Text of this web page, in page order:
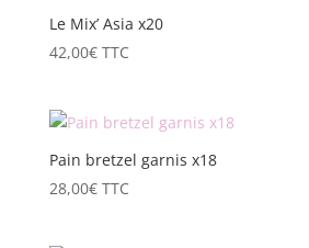
Le Mix’ Asia x20
42,00€ TTC
Pain bretzel garnis x18
28,00€ TTC